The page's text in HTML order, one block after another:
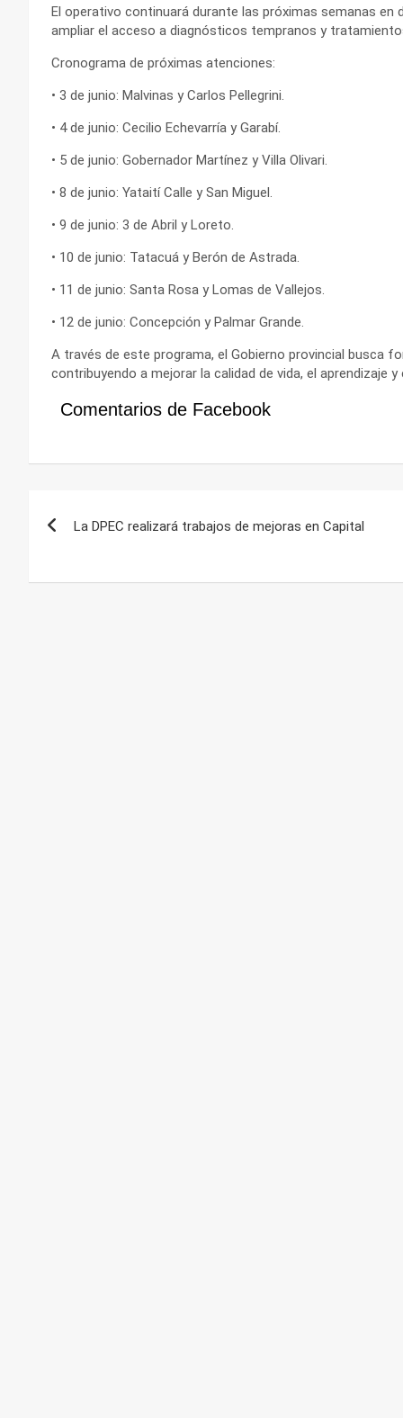
El operativo continuará durante las próximas semanas
ampliar el acceso a diagnósticos tempranos y
Cronograma de próximas atenciones:
• 3 de junio: Malvinas y Carlos Pellegrini.
• 4 de junio: Cecilio Echevarría y Garabí.
• 5 de junio: Gobernador Martínez y Villa Olivari.
• 8 de junio: Yataití Calle y San Miguel.
• 9 de junio: 3 de Abril y Loreto.
• 10 de junio: Tatacuá y Berón de Astrada.
• 11 de junio: Santa Rosa y Lomas de Vallejos.
• 12 de junio: Concepción y Palmar Grande.
A través de este programa, el Gobierno provincial busca
contribuyendo a mejorar la calidad de vida, el aprendizaje
Comentarios de Facebook
entradas
La DPEC realizará trabajos de mejoras en Capital